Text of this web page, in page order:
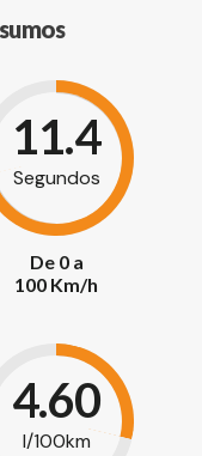
11.4
Segundos
De 0 a
100 Km/h
4.60
l/100km